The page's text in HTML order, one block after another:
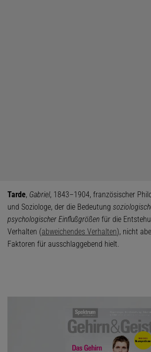
Tarde, Gabriel, 1843–1904, französischer
und Soziologe, der die Bedeutung
psychologischer Einflußgrößen für die
Verhalten (abweichendes Verhalten), nicht
Faktoren für ausschlaggebend hielt.